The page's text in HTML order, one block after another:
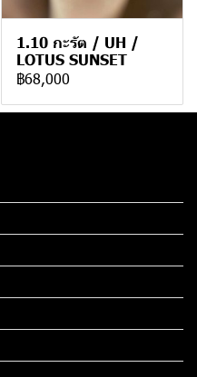
1.10 กะรัต / UH /
LOTUS SUNSET
฿68,000